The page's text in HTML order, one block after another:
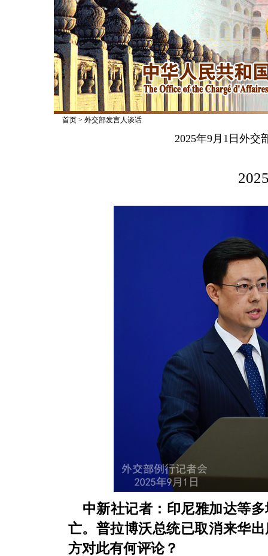
首页> 外交部发言人谈话
2025年9月1日外交
中新社记者：印尼雅加达等
亡。普拉博沃总统已取消来华
方对此有何评论？